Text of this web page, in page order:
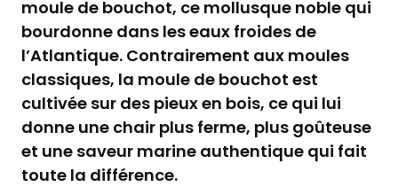
moule de bouchot, ce mollusque noble qui
bourdonne dans les eaux froides de
l’Atlantique. Contrairement aux moules
classiques, la moule de bouchot est
cultivée sur des pieux en bois, ce qui lui
donne une chair plus ferme, plus goûteuse
et une saveur marine authentique qui fait
toute la différence.